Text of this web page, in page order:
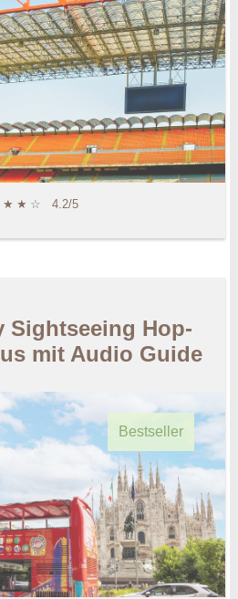
★ ★ ☆ 4.2/5
Sightseeing Hop-
mit Audio Guide
Bestseller